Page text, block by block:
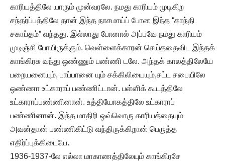
காரியத்திலே யாரும் முன்வரலே. நமது காரியம் முடிகிற
சந்தர்ப்பத்திலே தான் இந்த நாசமாய்ப் போன இந்த “காந்தி
சகாப்தம்” வந்தது. இல்லாது போனால் அப்பவே நமது காரியம்
முடிஞ்சி போயிருக்கும். வெள்ளைக்காரன் செய்ததைவிட இந்தக்
காங்கிரசு வந்து ஒண்ணும் பண்ணி டலே. அந்தக் காலத்திலேயே
பறையனையும், பாப்பானை யும் சக்கிலியையும்,சட்ட சபையிலே
ஒண்ணா உட்காராப் பண்ணிட்டான். பள்ளிக் கூடத்திலே
உட்காராப்பண்ணினான். உத்தியோகத்திலே உட்காராப்
பண்ணினான். இந்த மாதிரி ஒவ்வொரு காரியத்தையும்
அவன்தான் பண்ணிகிட்டு வந்திருக்கிறான் பெருத்த
எதிர்ப்புக்கிடையே.
1936-1937-லே எல்லா மாகாணத்திலேயும் காங்கிரசே